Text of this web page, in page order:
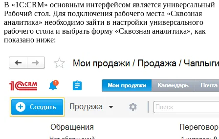
В «1С:CRM» основным интерфейсом является универсальный
Рабочий стол. Для подключения рабочего места «Сквозная
аналитика» необходимо зайти в настройки универсального
рабочего стола и выбрать форму «Сквозная аналитика», как
показано ниже: